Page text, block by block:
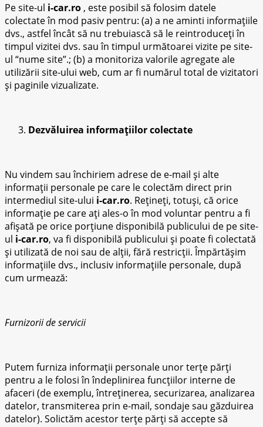
Pe site-ul i-car.ro , este posibil să folosim datele
colectate în mod pasiv pentru: (a) a ne aminti informațiile
dvs., astfel încât să nu trebuiască să le reintroduceți în
timpul vizitei dvs. sau în timpul următoarei vizite pe site-
ul “nume site”.; (b) a monitoriza valorile agregate ale
utilizării site-ului web, cum ar fi numărul total de vizitatori
și paginile vizualizate.
Dezvăluirea informațiilor colectate
Nu vindem sau închiriem adrese de e-mail și alte
informații personale pe care le colectăm direct prin
intermediul site-ului i-car.ro. Rețineți, totuși, că orice
informație pe care ați ales-o în mod voluntar pentru a fi
afișată pe orice porțiune disponibilă publicului de pe site-
ul i-car.ro, va fi disponibilă publicului și poate fi colectată
și utilizată de noi sau de alții, fără restricții. Împărtășim
informațiile dvs., inclusiv informațiile personale, după
cum urmează:
Furnizorii de servicii
Putem furniza informații personale unor terțe părți
pentru a le folosi în îndeplinirea funcțiilor interne de
afaceri (de exemplu, întreținerea, securizarea, analizarea
datelor, transmiterea prin e-mail, sondaje sau găzduirea
datelor). Solictăm acestor terțe părți să accepte să